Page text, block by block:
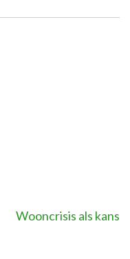
Wooncrisis als kans